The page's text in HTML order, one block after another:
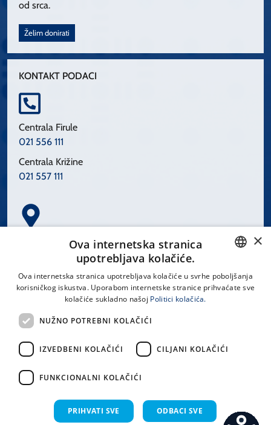
od srca.
Želim donirati
KONTAKT PODACI
Centrala Firule
021 556 111
Centrala Križine
021 557 111
Spinčićeva 1, 21000 Split
LINKOVI
Uvjeti korištenja
CROATIAN
×
Ova internetska stranica
upotrebljava kolačiće.
Ova internetska stranica upotrebljava kolačiće u svrhe poboljšanja
korisničkog iskustva. Uporabom internetske stranice prihvaćate sve
kolačiće sukladno našoj Politici kolačića.
NUŽNO POTREBNI KOLAČIĆI
IZVEDBENI KOLAČIĆI CILJANI KOLAČIĆI
FUNKCIONALNI KOLAČIĆI
PRIHVATI SVE ODBACI SVE